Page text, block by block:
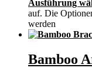
Ausführung
auf. Die
werden
Bamboo